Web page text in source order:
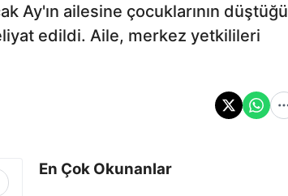
Ay'ın ailesine çocuklarının düştüğü
edildi. Aile, merkez yetkilileri
En Çok Okunanlar